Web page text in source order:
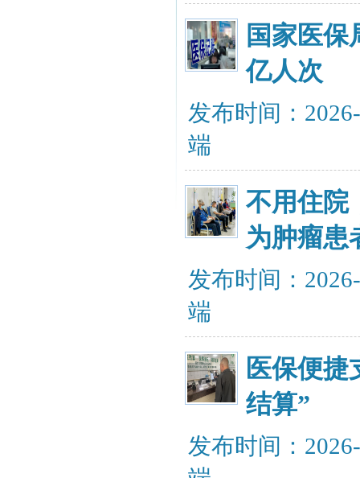
国家医保
亿人次
发布时间：
端
不用住院
为肿瘤患
发布时间：
端
医保便捷
结算”
发布时间：